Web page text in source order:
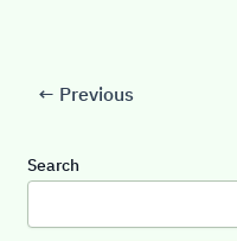
← Previous
Search